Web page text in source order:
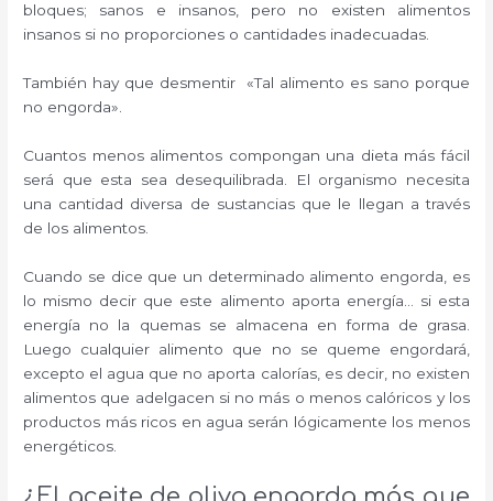
bloques; sanos e insanos, pero no existen alimentos
insanos si no proporciones o cantidades inadecuadas.
También hay que desmentir «Tal alimento es sano porque
no engorda».
Cuantos menos alimentos compongan una dieta más fácil
será que esta sea desequilibrada. El organismo necesita
una cantidad diversa de sustancias que le llegan a través
de los alimentos.
Cuando se dice que un determinado alimento engorda, es
lo mismo decir que este alimento aporta energía… si esta
energía no la quemas se almacena en forma de grasa.
Luego cualquier alimento que no se queme engordará,
excepto el agua que no aporta calorías, es decir, no existen
alimentos que adelgacen si no más o menos calóricos y los
productos más ricos en agua serán lógicamente los menos
energéticos.